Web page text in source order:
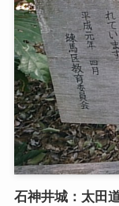
石神井城：太田